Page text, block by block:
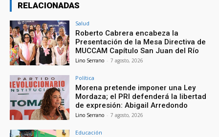
RELACIONADAS
Salud
Roberto Cabrera encabeza la
Presentación de la Mesa Directiva de
MUCCAM Capítulo San Juan del Río
Lino Serrano - 7 agosto, 2026
Política
Morena pretende imponer una Ley
Mordaza; el PRI defenderá la libertad
de expresión: Abigail Arredondo
Lino Serrano - 7 agosto, 2026
Educación